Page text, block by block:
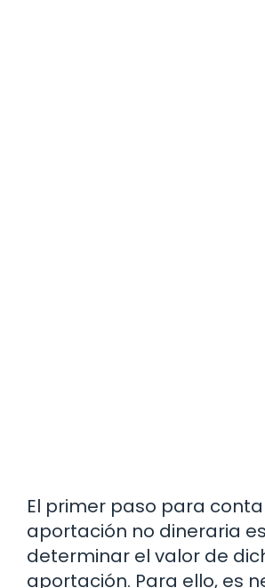
El primer paso para
aportación no dineraria es
determinar el valor de
aportación. Para ello, es